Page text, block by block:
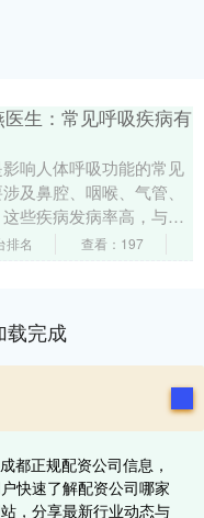
生：常见呼吸疾病有
响人体呼吸功能的常见
及鼻腔、咽喉、气管、
些疾病发病率高，与空
染等因素密切相关。 上
排名 查看：197
载完成
都正规配资公司信息，
快速了解配资公司哪家
，分享最新行业动态与